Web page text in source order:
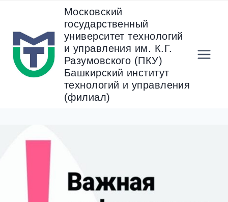
содержанию
Московский
государственный
университет технологий
и управления им. К.Г.
Разумовского (ПКУ)
Башкирский институт
технологий и управления
(филиал)